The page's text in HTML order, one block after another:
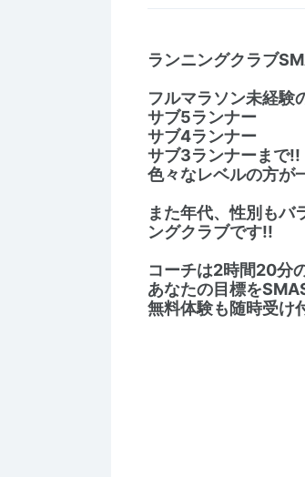
ランニングクラブ
フルマラソン未経験
サブ5ランナー
サブ4ランナー
サブ3ランナーまで!!
色々なレベルの方が
また年代、性別も
ングクラブです!!
コーチは2時間20分
あなたの目標を
無料体験も随時受け